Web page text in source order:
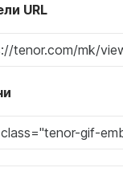
URL